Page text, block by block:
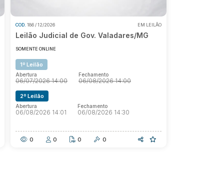
COD. 186 / 12/2026 EM LEILÃO
Leilão Judicial de Gov. Valadares/MG
SOMENTE ONLINE
1º Leilão
Abertura
06/07/2026 14:00
Fechamento
06/08/2026 14:00
2º Leilão
Abertura
06/08/2026 14:01
Fechamento
06/08/2026 14:30
0 0 0 0